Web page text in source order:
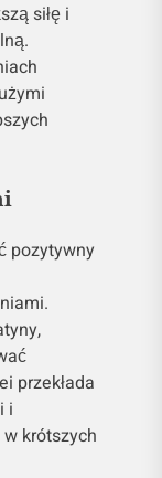
siłę i
pozytywny
przekłada
i
krótszych